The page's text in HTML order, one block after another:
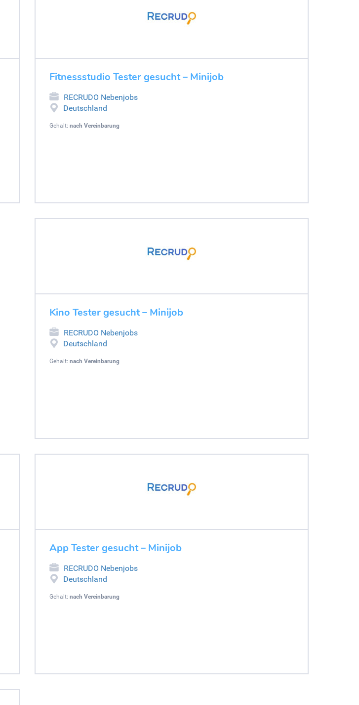
Fitnessstudio Tester gesucht – Minijob
RECRUDO Nebenjobs
Deutschland
Gehalt: nach Vereinbarung
Kino Tester gesucht – Minijob
RECRUDO Nebenjobs
Deutschland
Gehalt: nach Vereinbarung
App Tester gesucht – Minijob
RECRUDO Nebenjobs
Deutschland
Gehalt: nach Vereinbarung